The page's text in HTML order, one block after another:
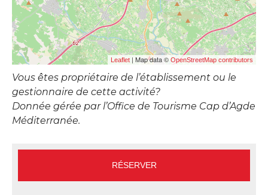
Leaflet | Map data © OpenStreetMap contributors
Vous êtes propriétaire de l’établissement ou le
gestionnaire de cette activité?
Donnée gérée par l’Office de Tourisme Cap d’Agde
Méditerranée.
RÉSERVER